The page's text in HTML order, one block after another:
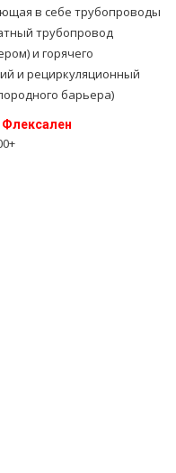
в себе тpубопроводы
тpубопровод
и горячего
и рециркуляционный
барьера)
Флексален